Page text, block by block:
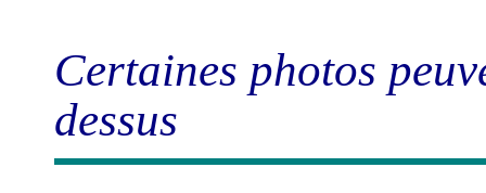
Certaines photos
dessus